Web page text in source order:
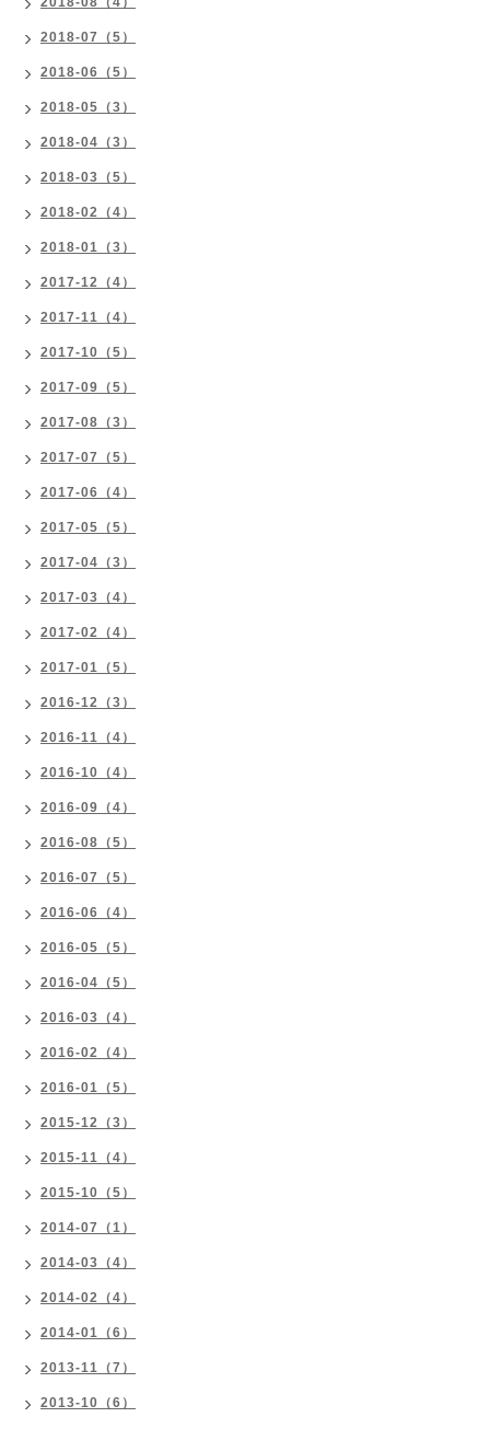
2018-07（5）
2018-06（5）
2018-05（3）
2018-04（3）
2018-03（5）
2018-02（4）
2018-01（3）
2017-12（4）
2017-11（4）
2017-10（5）
2017-09（5）
2017-08（3）
2017-07（5）
2017-06（4）
2017-05（5）
2017-04（3）
2017-03（4）
2017-02（4）
2017-01（5）
2016-12（3）
2016-11（4）
2016-10（4）
2016-09（4）
2016-08（5）
2016-07（5）
2016-06（4）
2016-05（5）
2016-04（5）
2016-03（4）
2016-02（4）
2016-01（5）
2015-12（3）
2015-11（4）
2015-10（5）
2014-07（1）
2014-03（4）
2014-02（4）
2014-01（6）
2013-11（7）
2013-10（6）